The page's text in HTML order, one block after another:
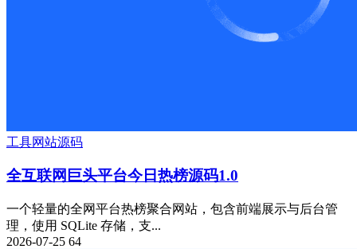
工具网站源码
全互联网巨头平台今日热榜源码1.0
一个轻量的全网平台热榜聚合网站，包含前端展示与后台管
理，使用 SQLite 存储，支...
2026-07-25 64